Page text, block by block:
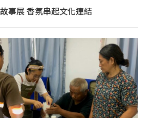
事展 香氛串起文化連結